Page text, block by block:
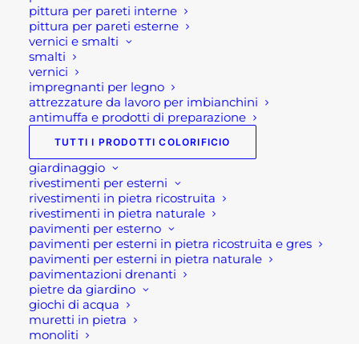
pittura per pareti interne
pittura per pareti esterne
vernici e smalti
smalti
vernici
impregnanti per legno
attrezzature da lavoro per imbianchini
antimuffa e prodotti di preparazione
TUTTI I PRODOTTI COLORIFICIO
giardinaggio
rivestimenti per esterni
rivestimenti in pietra ricostruita
rivestimenti in pietra naturale
pavimenti per esterno
pavimenti per esterni in pietra ricostruita e gres
pavimenti per esterni in pietra naturale
pavimentazioni drenanti
pietre da giardino
giochi di acqua
muretti in pietra
monoliti
CESTA PORTALEGNA CON MANICI
36,00€
RIVESTIMENTO IN PIETRA NATURALE
QUARZITE GIALLA
31,70 €
Suggeriti
PITTURA ECONOMICA PER INTERNI
NAXOS
24,90€
SERRA A SCAFFALE SALVA SPAZIO
GRANDE
94,00 €
IDROPITTURA SALINA